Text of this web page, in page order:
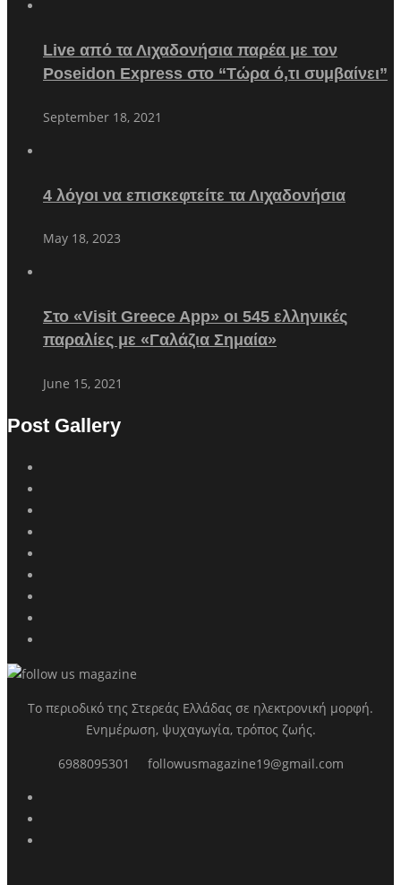
Live από τα Λιχαδονήσια παρέα με τον
Poseidon Express στο “Τώρα ό,τι συμβαίνει”
September 18, 2021
4 λόγοι να επισκεφτείτε τα Λιχαδονήσια
May 18, 2023
Στο «Visit Greece App» οι 545 ελληνικές
παραλίες με «Γαλάζια Σημαία»
June 15, 2021
Post Gallery
Το περιοδικό της Στερεάς Ελλάδας σε ηλεκτρονική μορφή.
Ενημέρωση, ψυχαγωγία, τρόπος ζωής.
6988095301 followusmagazine19@gmail.com